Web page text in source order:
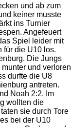
und ab zum
keiner musste
ins Turnier
Angefeuert
Spiel leider mit
für die U10 los.
Die Jungs
und verloren
durfte die U8
antreten.
Noah 2:2. Im
wollten die
sie durch Tore
bei der U10